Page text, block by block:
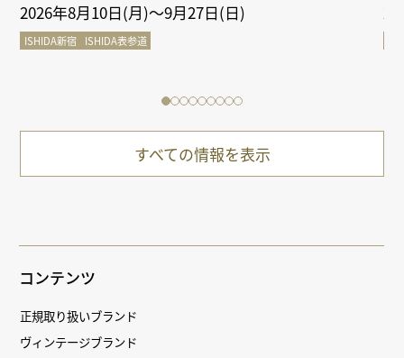
2026年8月10日(月)～9月27日(日)
ISHIDA新宿 ISHIDA表参道
すべての情報を表示
コンテンツ
正規取り扱いブランド
ヴィンテージブランド